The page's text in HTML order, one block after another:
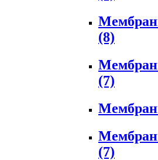
(8)
(7)
(7)